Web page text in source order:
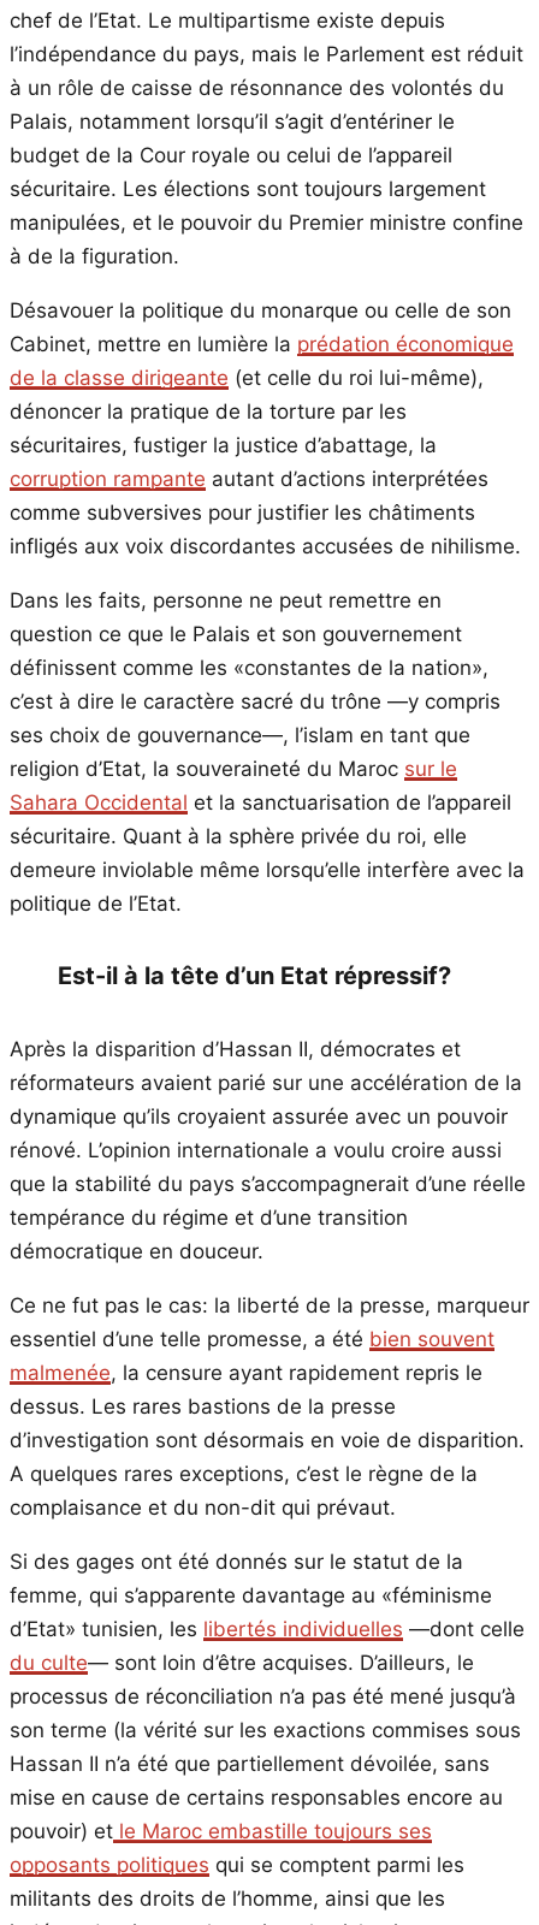
chef de l’Etat. Le multipartisme existe depuis
l’indépendance du pays, mais le Parlement est réduit
à un rôle de caisse de résonnance des volontés du
Palais, notamment lorsqu’il s’agit d’entériner le
budget de la Cour royale ou celui de l’appareil
sécuritaire. Les élections sont toujours largement
manipulées, et le pouvoir du Premier ministre confine
à de la figuration.
Désavouer la politique du monarque ou celle de son
Cabinet, mettre en lumière la prédation économique
de la classe dirigeante (et celle du roi lui-même),
dénoncer la pratique de la torture par les
sécuritaires, fustiger la justice d’abattage, la
corruption rampante autant d’actions interprétées
comme subversives pour justifier les châtiments
infligés aux voix discordantes accusées de nihilisme.
Dans les faits, personne ne peut remettre en
question ce que le Palais et son gouvernement
définissent comme les «constantes de la nation»,
c’est à dire le caractère sacré du trône —y compris
ses choix de gouvernance—, l’islam en tant que
religion d’Etat, la souveraineté du Maroc sur le
Sahara Occidental et la sanctuarisation de l’appareil
sécuritaire. Quant à la sphère privée du roi, elle
demeure inviolable même lorsqu’elle interfère avec la
politique de l’Etat.
Est-il à la tête d’un Etat répressif?
Après la disparition d’Hassan II, démocrates et
réformateurs avaient parié sur une accélération de la
dynamique qu’ils croyaient assurée avec un pouvoir
rénové. L’opinion internationale a voulu croire aussi
que la stabilité du pays s’accompagnerait d’une réelle
tempérance du régime et d’une transition
démocratique en douceur.
Ce ne fut pas le cas: la liberté de la presse, marqueur
essentiel d’une telle promesse, a été bien souvent
malmenée, la censure ayant rapidement repris le
dessus. Les rares bastions de la presse
d’investigation sont désormais en voie de disparition.
A quelques rares exceptions, c’est le règne de la
complaisance et du non-dit qui prévaut.
Si des gages ont été donnés sur le statut de la
femme, qui s’apparente davantage au «féminisme
d’Etat» tunisien, les libertés individuelles —dont celle
du culte— sont loin d’être acquises. D’ailleurs, le
processus de réconciliation n’a pas été mené jusqu’à
son terme (la vérité sur les exactions commises sous
Hassan II n’a été que partiellement dévoilée, sans
mise en cause de certains responsables encore au
pouvoir) et le Maroc embastille toujours ses
opposants politiques qui se comptent parmi les
militants des droits de l’homme, ainsi que les